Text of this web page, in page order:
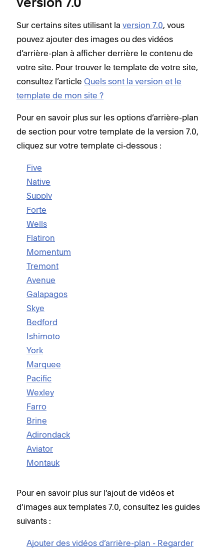
version 7.0
Sur certains sites utilisant la version 7.0, vous
pouvez ajouter des images ou des vidéos
d’arrière-plan à afficher derrière le contenu de
votre site. Pour trouver le template de votre site,
consultez l’article Quels sont la version et le
template de mon site ?
Pour en savoir plus sur les options d’arrière-plan
de section pour votre template de la version 7.0,
cliquez sur votre template ci-dessous :
Five
Native
Supply
Forte
Wells
Flatiron
Momentum
Tremont
Avenue
Galapagos
Skye
Bedford
Ishimoto
York
Marquee
Pacific
Wexley
Farro
Brine
Adirondack
Aviator
Montauk
Pour en savoir plus sur l’ajout de vidéos et
d’images aux templates 7.0, consultez les guides
suivants :
Ajouter des vidéos d’arrière-plan - Regarder